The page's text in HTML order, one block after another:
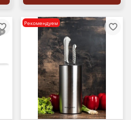
Рекомендуем